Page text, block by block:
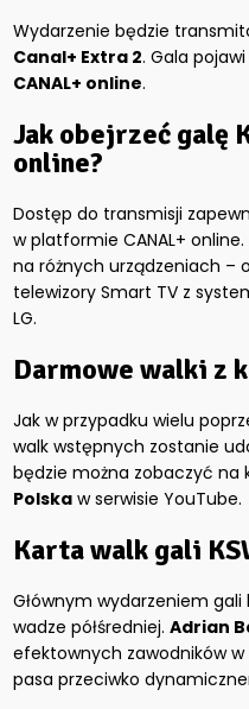
Wydarzenie będzie
Canal+ Extra 2. Gala
CANAL+ online.
Jak obejrzeć galę
online?
Dostęp do transmisji
w platformie CANAL+
na różnych urządzeniach –
telewizory Smart TV z
LG.
Darmowe walki z
Jak w przypadku wielu
walk wstępnych zostanie
będzie można zobaczyć na
Polska w serwisie YouTube.
Karta walk gali
Głównym wydarzeniem
wadze półśredniej.Adrian
efektownych zawodników
pasa przeciwko